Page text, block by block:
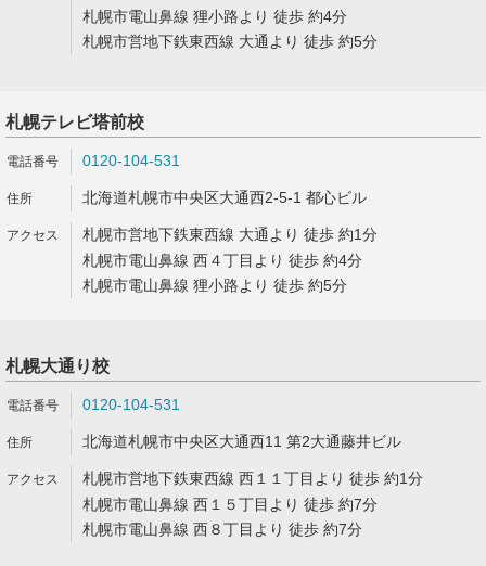
札幌市電山鼻線 狸小路より 徒歩 約4分
札幌市営地下鉄東西線 大通より 徒歩 約5分
札幌テレビ塔前校
0120-104-531
北海道札幌市中央区大通西2-5-1 都心ビル
札幌市営地下鉄東西線 大通より 徒歩 約1分
札幌市電山鼻線 西４丁目より 徒歩 約4分
札幌市電山鼻線 狸小路より 徒歩 約5分
札幌大通り校
0120-104-531
北海道札幌市中央区大通西11 第2大通藤井ビル
札幌市営地下鉄東西線 西１１丁目より 徒歩 約1分
札幌市電山鼻線 西１５丁目より 徒歩 約7分
札幌市電山鼻線 西８丁目より 徒歩 約7分